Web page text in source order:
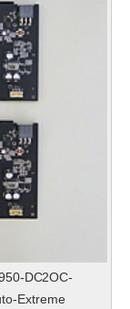
DC2OC-
Extreme